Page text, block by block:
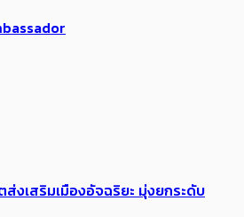
ส่งเสริมเมืองอัจฉริยะ มุ่งยกระดับ